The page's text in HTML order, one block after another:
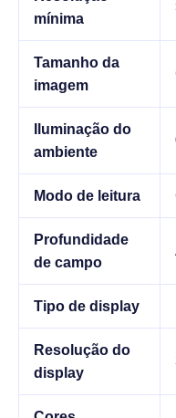
mínima
Tamanho da
imagem
Iluminação do
ambiente
Modo de leitura
Profundidade
de campo
Tipo de display
Resolução do
display